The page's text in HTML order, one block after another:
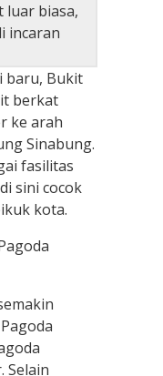
luar biasa,
incaran
baru, Bukit
berkat
ke arah
Sinabung.
fasilitas
sini cocok
kota.
Selain